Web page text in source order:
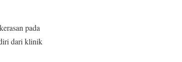
pada
dari klinik